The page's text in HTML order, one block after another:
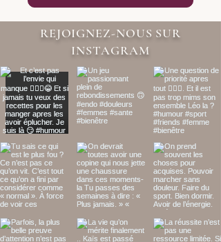
REJOIGNEZ-NOUS SUR
INSTAGRAM